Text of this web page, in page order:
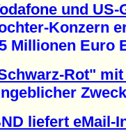
und
Konzern
Euro
Rot"
Zweck:
liefert eMail-